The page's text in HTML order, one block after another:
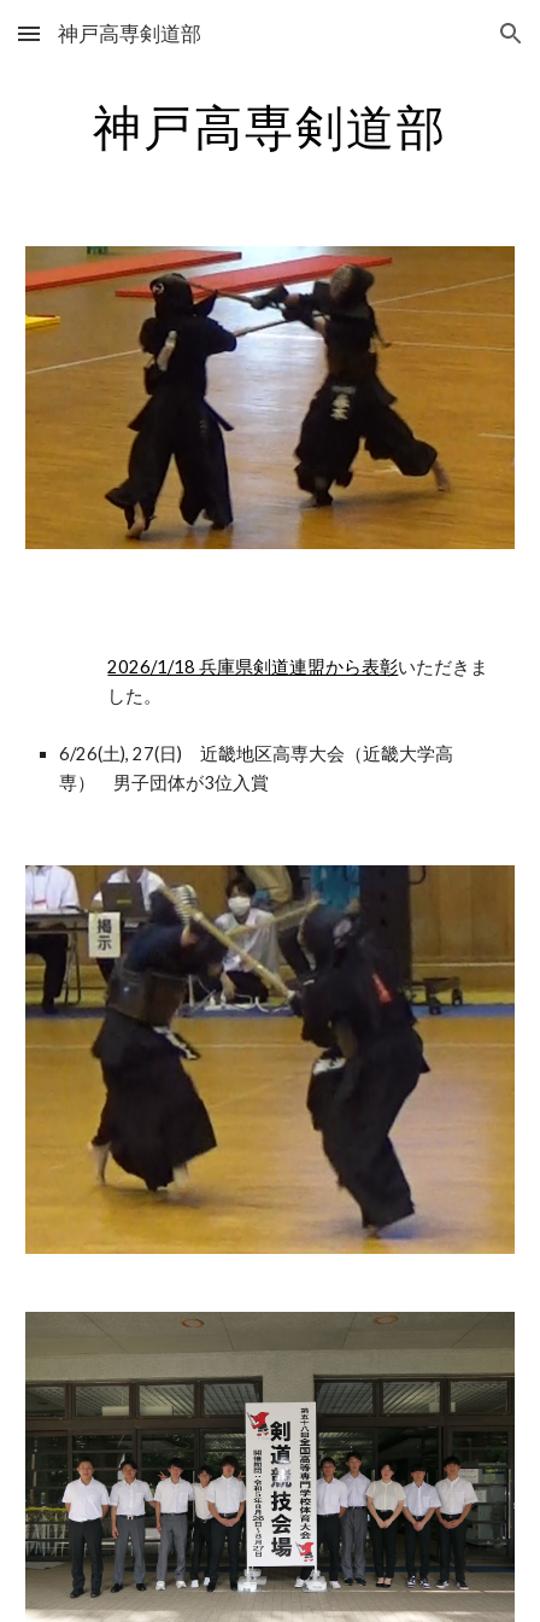
Skip to main content Skip to navigation
神戸高専剣道部
神戸高専剣道部
2026/1/18 兵庫県剣道連盟から表彰いただきま
した。
6/26(土), 27(日) 近畿地区高専大会（近畿大学高
専） 男子団体が3位入賞